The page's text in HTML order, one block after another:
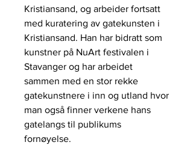
Kristiansand, og arbeider fortsatt
med kuratering av gatekunsten i
Kristiansand. Han har bidratt som
kunstner på NuArt festivalen i
Stavanger og har arbeidet
sammen med en stor rekke
gatekunstnere i inn og utland hvor
man også finner verkene hans
gatelangs til publikums
fornøyelse.